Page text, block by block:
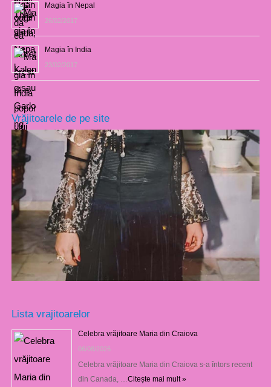
Magia în Nepal
26/02/2017
Magia în India
23/02/2017
Vrăjitoarele de pe site
Lista vrajitoarelor
Celebra vrăjitoare Maria din Craiova
06/08/2026
Celebra vrăjitoare Maria din Craiova s-a întors recent
din Canada, … Citește mai mult »